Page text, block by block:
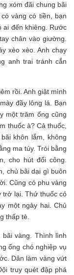
xóm đãi chung bãi
vàng có tiền, bạn
ai đến khiêng. Rước
chân vào giường.
xèo xèo. Anh chạy
anh trai tránh cắn
rồi. Anh giật mình
đầy lông lá. Bạn
một trăm ống cũng
thuốc à? Cả thuốc,
khôn lắm, không
ma túy. Trói bằng
cho hút đổi công.
chủ bãi dại gì buôn
Cũng có phu vàng
trở lại. Thứ thuốc có
một ngày hai. Chủ
thấp tè.
vàng. Thình lình
ống chó nghiệp vụ
Dân làm vàng vứt
truy quét đập phá